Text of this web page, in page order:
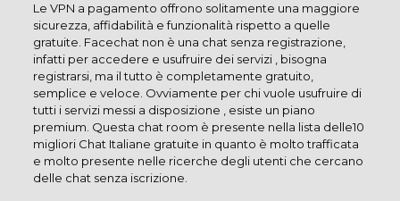
Le VPN a pagamento offrono solitamente una maggiore
sicurezza, affidabilità e funzionalità rispetto a quelle
gratuite. Facechat non è una chat senza registrazione,
infatti per accedere e usufruire dei servizi , bisogna
registrarsi, ma il tutto è completamente gratuito,
semplice e veloce. Ovviamente per chi vuole usufruire di
tutti i servizi messi a disposizione , esiste un piano
premium. Questa chat room è presente nella lista delle10
migliori Chat Italiane gratuite in quanto è molto trafficata
e molto presente nelle ricerche degli utenti che cercano
delle chat senza iscrizione.